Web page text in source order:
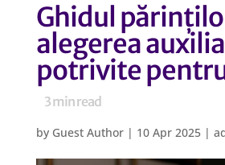
Ghidul
alegerea
potrivite pentru
3min read
by Guest Author| 10 Apr 2025|